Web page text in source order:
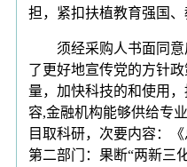
担，紧扣扶植教育强国、
须经采购人书面同意
了更好地宣传党的方针
量，加快科技的和使用
容,金融机构能够供给专
目取科研，次要内容：
第二部门：果断“两新三